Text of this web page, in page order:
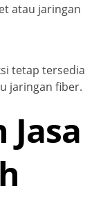
atau jaringan
tetap tersedia
jaringan fiber.